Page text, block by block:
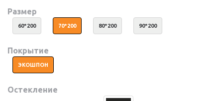
Размер
60*200 70*200 80*200 90*200
Покрытие
ЭКОШПОН
Остекление